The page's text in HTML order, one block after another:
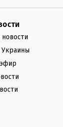
Украины